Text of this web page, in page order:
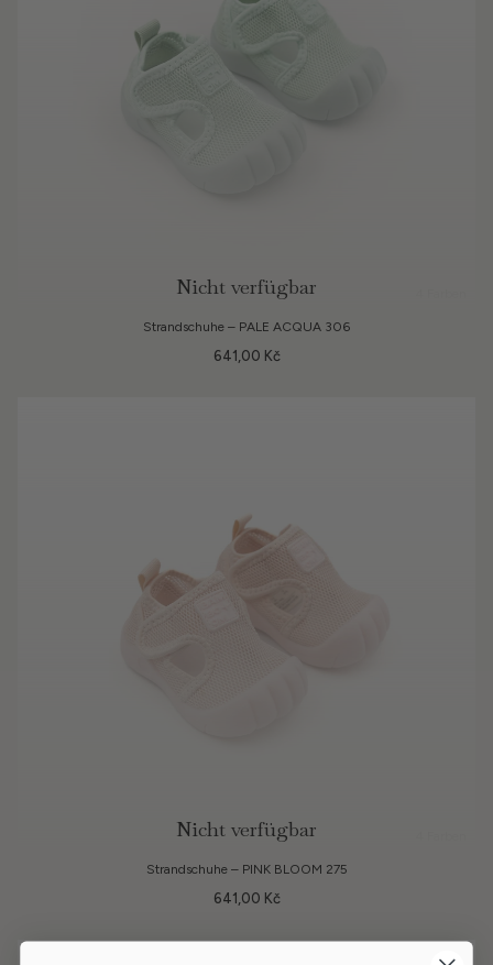
Nicht verfügbar
Strandschuhe – PALE ACQUA 306
641,00 Kč
Nicht verfügbar
Strandschuhe – PINK BLOOM 275
641,00 Kč